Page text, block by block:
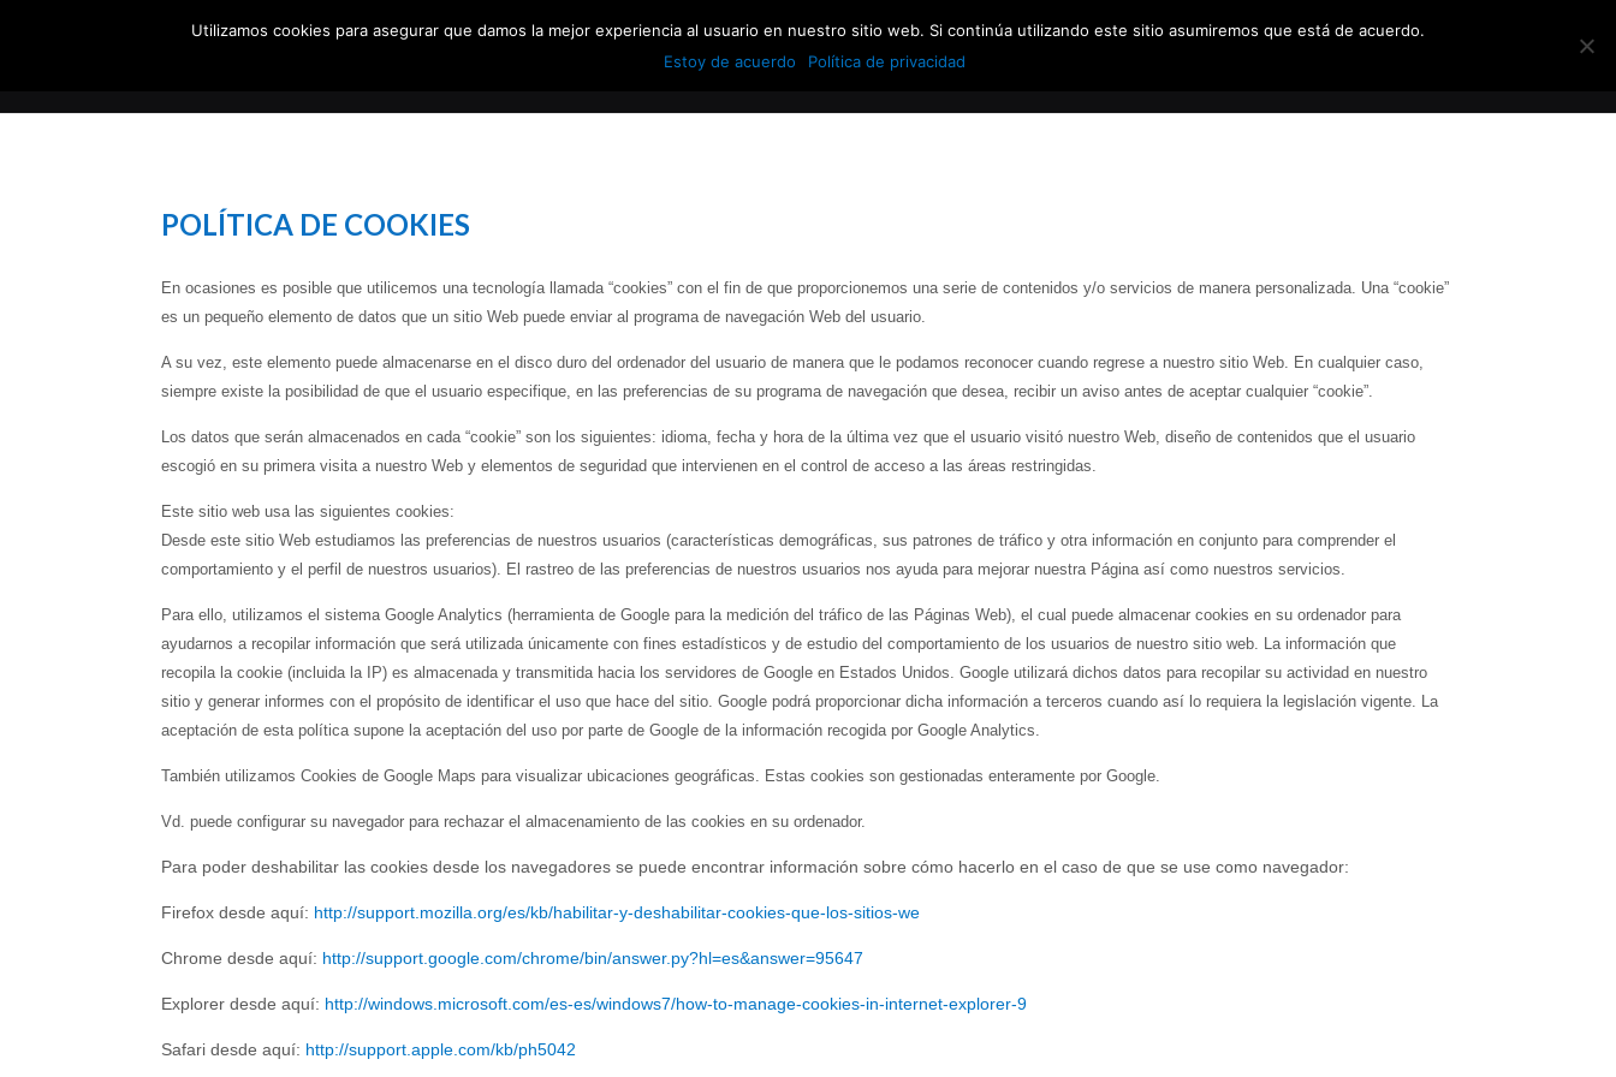
HOME CLASE DE CROSSFIT HORARIOS
POLÍTICA DE COOKIES
En ocasiones es posible que utilicemos una tecnología llamada “cookies” con el fin de que proporcionemos una serie de contenidos y/o servicios de manera personalizada. Una “cookie”
es un pequeño elemento de datos que un sitio Web puede enviar al programa de navegación Web del usuario.
A su vez, este elemento puede almacenarse en el disco duro del ordenador del usuario de manera que le podamos reconocer cuando regrese a nuestro sitio Web. En cualquier caso,
siempre existe la posibilidad de que el usuario especifique, en las preferencias de su programa de navegación que desea, recibir un aviso antes de aceptar cualquier “cookie”.
Los datos que serán almacenados en cada “cookie” son los siguientes: idioma, fecha y hora de la última vez que el usuario visitó nuestro Web, diseño de contenidos que el usuario
escogió en su primera visita a nuestro Web y elementos de seguridad que intervienen en el control de acceso a las áreas restringidas.
Este sitio web usa las siguientes cookies:
Desde este sitio Web estudiamos las preferencias de nuestros usuarios (características demográficas, sus patrones de tráfico y otra información en conjunto para comprender el
comportamiento y el perfil de nuestros usuarios). El rastreo de las preferencias de nuestros usuarios nos ayuda para mejorar nuestra Página así como nuestros servicios.
Para ello, utilizamos el sistema Google Analytics (herramienta de Google para la medición del tráfico de las Páginas Web), el cual puede almacenar cookies en su ordenador para
ayudarnos a recopilar información que será utilizada únicamente con fines estadísticos y de estudio del comportamiento de los usuarios de nuestro sitio web. La información que
recopila la cookie (incluida la IP) es almacenada y transmitida hacia los servidores de Google en Estados Unidos. Google utilizará dichos datos para recopilar su actividad en nuestro
sitio y generar informes con el propósito de identificar el uso que hace del sitio. Google podrá proporcionar dicha información a terceros cuando así lo requiera la legislación vigente. La
aceptación de esta política supone la aceptación del uso por parte de Google de la información recogida por Google Analytics.
También utilizamos Cookies de Google Maps para visualizar ubicaciones geográficas. Estas cookies son gestionadas enteramente por Google.
Vd. puede configurar su navegador para rechazar el almacenamiento de las cookies en su ordenador.
Para poder deshabilitar las cookies desde los navegadores se puede encontrar información sobre cómo hacerlo en el caso de que se use como navegador:
Firefox desde aquí: http://support.mozilla.org/es/kb/habilitar-y-deshabilitar-cookies-que-los-sitios-we
Chrome desde aquí: http://support.google.com/chrome/bin/answer.py?hl=es&answer=95647
Explorer desde aquí: http://windows.microsoft.com/es-es/windows7/how-to-manage-cookies-in-internet-explorer-9
Safari desde aquí: http://support.apple.com/kb/ph5042
Utilizamos cookies para asegurar que damos la mejor experiencia al usuario en nuestro sitio web. Si continúa utilizando este sitio asumiremos que está de acuerdo.
Estoy de acuerdo
Política de privacidad